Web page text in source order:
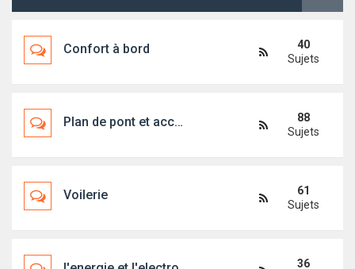
Confort à bord
40
Sujets
Plan de pont et accastillage
88
Sujets
Voilerie
61
Sujets
36